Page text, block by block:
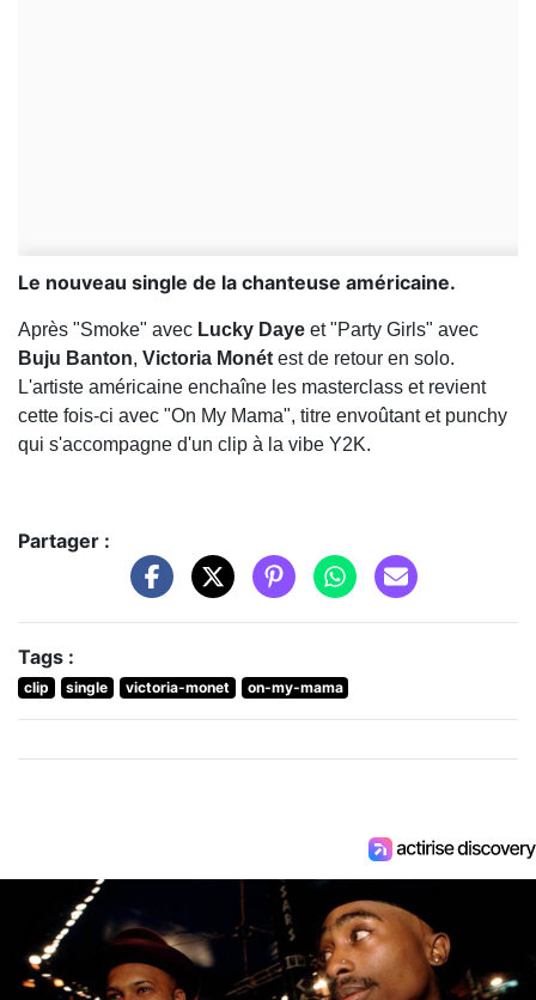
Le nouveau single de la chanteuse américaine.
Après "Smoke" avec Lucky Daye et "Party Girls" avec
Buju Banton, Victoria Monét est de retour en solo.
L'artiste américaine enchaîne les masterclass et revient
cette fois-ci avec "On My Mama", titre envoûtant et punchy
qui s'accompagne d'un clip à la vibe Y2K.
Partager :
Tags :
clip single victoria-monet on-my-mama